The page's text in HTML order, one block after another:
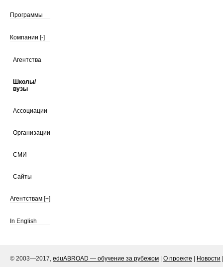
Программы
Компании [-]
Агентства
Школы/
вузы
Ассоциации
Организации
СМИ
Сайты
Агентствам [+]
In English
© 2003—2017, eduABROAD — обучение за рубежом О проекте Новости